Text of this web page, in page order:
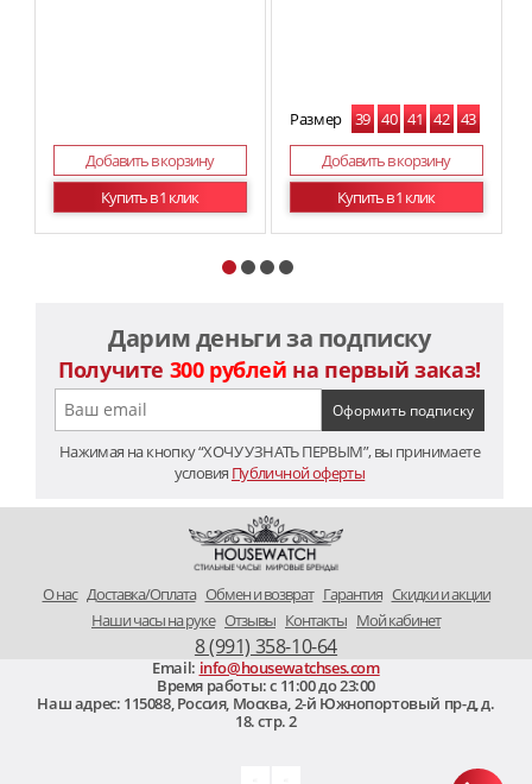
Добавить в корзину
Купить в 1 клик
Размер 39 40 41 42 43
44 45
Добавить в корзину
Купить в 1 клик
Дарим деньги за подписку
Получите 300 рублей на первый заказ!
Нажимая на кнопку “ХОЧУ УЗНАТЬ ПЕРВЫМ”, вы принимаете
условия Публичной оферты
O нас Доставка/Оплата Обмен и возврат Гарантия Скидки и акции
Наши часы на руке Отзывы Контакты Мой кабинет
8 (991) 358-10-64
Email: info@housewatchses.com
Время работы: c 11:00 до 23:00
Наш адрес: 115088, Россия, Москва 2-й Южнопортовый пр-д, д.
18. стр. 2